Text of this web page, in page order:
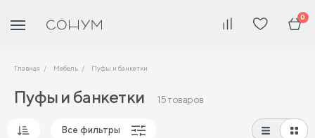
0
Главная Мебель Пуфы и банкетки
Пуфы и банкетки 15 товаров
Все фильтры